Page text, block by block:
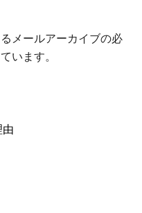
メールアーカイブの必
います。
由